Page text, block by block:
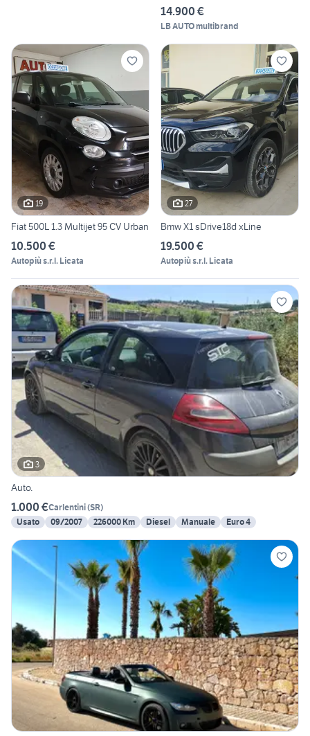
14.900 €
LB AUTO multibrand
19
Fiat 500L 1.3 Multijet 95 CV Urban
10.500 €
Autopiù s.r.l. Licata
27
Bmw X1 sDrive18d xLine
19.500 €
Autopiù s.r.l. Licata
3
Auto.
1.000 €Carlentini(SR)
Usato
09/2007 226000 Km Diesel Manuale Euro 4